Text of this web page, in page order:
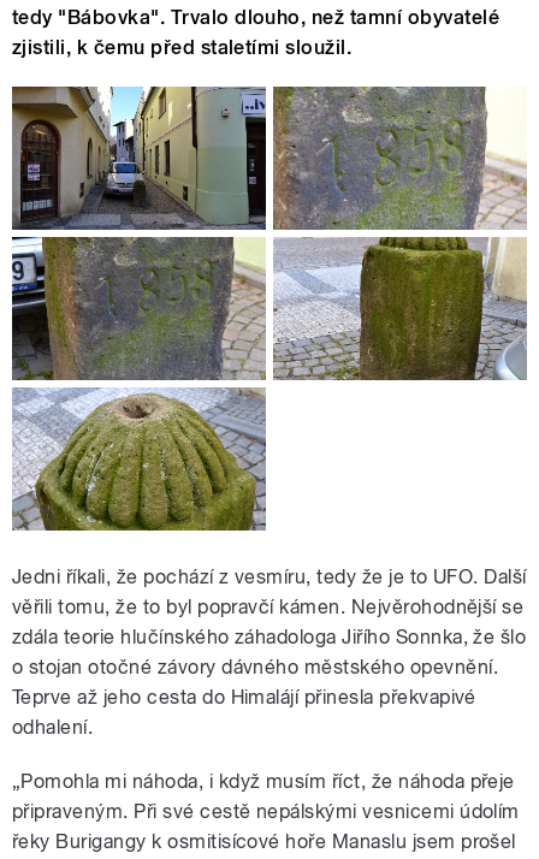
tedy "Bábovka". Trvalo dlouho, než tamní obyvatelé
zjistili, k čemu před staletími sloužil.
Jedni říkali, že pochází z vesmíru, tedy že je to UFO. Další
věřili tomu, že to byl popravčí kámen. Nejvěrohodnější se
zdála teorie hlučínského záhadologa Jiřího Sonnka, že šlo
o stojan otočné závory dávného městského opevnění.
Teprve až jeho cesta do Himalájí přinesla překvapivé
odhalení.
„Pomohla mi náhoda, i když musím říct, že náhoda přeje
připraveným. Při své cestě nepálskými vesnicemi údolím
řeky Burigangy k osmitisícové hoře Manaslu jsem prošel